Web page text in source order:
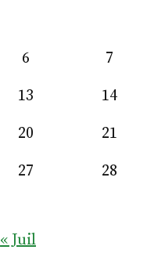
6 7
13 14
20 21
27 28
« Juil